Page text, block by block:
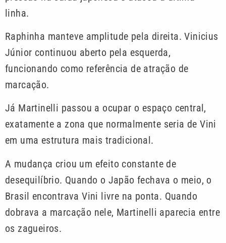
linha.
Raphinha manteve amplitude pela direita. Vinicius
Júnior continuou aberto pela esquerda,
funcionando como referência de atração de
marcação.
Já Martinelli passou a ocupar o espaço central,
exatamente a zona que normalmente seria de Vini
em uma estrutura mais tradicional.
A mudança criou um efeito constante de
desequilíbrio. Quando o Japão fechava o meio, o
Brasil encontrava Vini livre na ponta. Quando
dobrava a marcação nele, Martinelli aparecia entre
os zagueiros.